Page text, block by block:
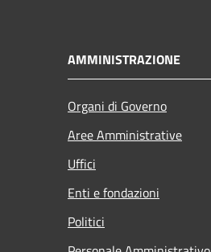
AMMINISTRAZIONE
Organi di Governo
Aree Amministrative
Uffici
Enti e fondazioni
Politici